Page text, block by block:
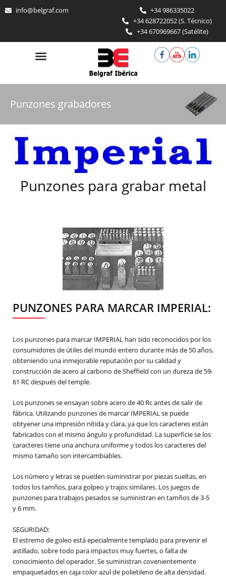
to
info@belgraf.com
+34 986335022
+34 628722052 (S. Técnico)
+34 670969667 (Satélite)
Punzones grabadores
Punzones para grabar metal
PUNZONES PARA MARCAR IMPERIAL:
Los punzones para marcar IMPERIAL han sido reconocidos por los
consumidores de útiles del mundo entero durante más de 50 años,
obteniendo una inmejorable reputación por su calidad y
construcción de acero al carbono de Sheffield con un dureza de 59-
61 RC después del temple.
Los punzones se ensayan sobre acero de 40 Rc antes de salir de
fábrica. Utilizando punzones de marcar IMPERIAL se puede
obtyener una impresión nítida y clara, ya que los caracteres están
fabricados con el mismo ángulo y profundidad. La superficie se los
caracteres tiene una anchura uniforme y todos los caracteres del
mismo tamaño son intercambiables.
Los número y letras se pueden suministrar por piezas sueltas, en
todos los tamños, para golpeo y trajos similares. Los juegos de
punzones para trabajos pesados se suministran en tamños de 3-5
y 6 mm.
SEGURIDAD:
El estremo de goleo está epecialmente templado para prevenir el
astillado, sobre todo para impactos muy fuertes, o falta de
conocimiento del operador. Se suministran covenientemente
empaquetados en caja color azul de polietileno de alta densidad.